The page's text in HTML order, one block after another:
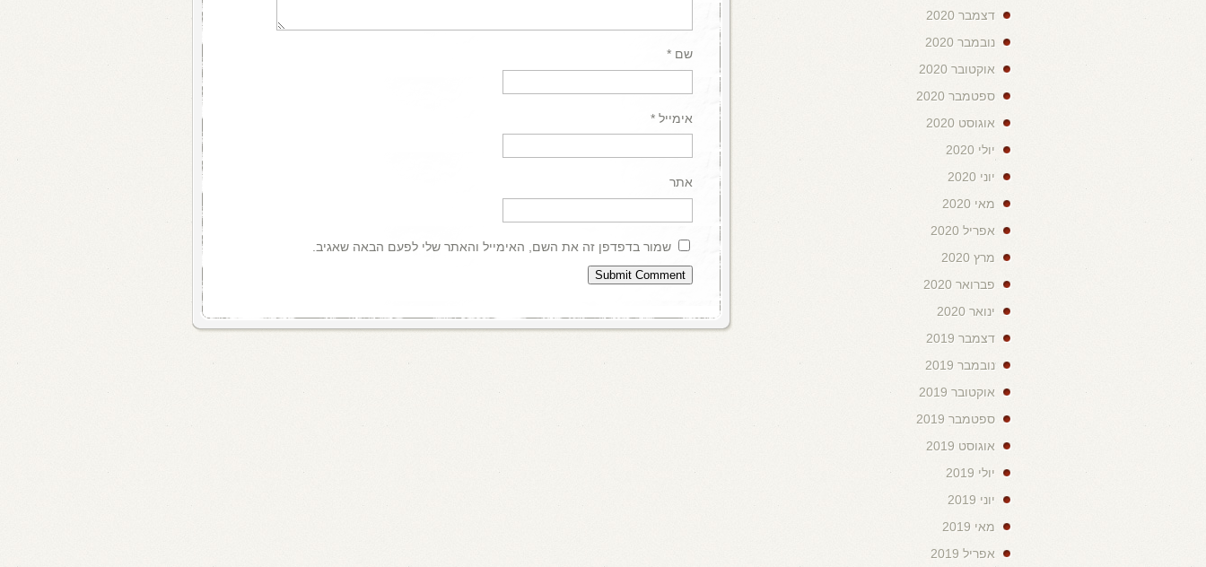
שם *
אימייל *
אתר
שמור בדפדפן זה את השם, האימייל והאתר שלי לפעם הבאה שאגיב.
דצמבר 2020
נובמבר 2020
אוקטובר 2020
ספטמבר 2020
אוגוסט 2020
יולי 2020
יוני 2020
מאי 2020
אפריל 2020
מרץ 2020
פברואר 2020
ינואר 2020
דצמבר 2019
נובמבר 2019
אוקטובר 2019
ספטמבר 2019
אוגוסט 2019
יולי 2019
יוני 2019
מאי 2019
אפריל 2019